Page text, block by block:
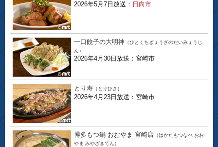
2026年5月7日放送： 日向市
一口餃子の大明神 （ひとくちぎょうざのだいみょうじ
ん）
2026年4月30日放送：宮崎市
とり寿 （とりひさ）
2026年4月23日放送：宮崎市
博多もつ鍋 おおやま 宮崎店 （はかたもつなべ おお
やま みやざきてん）